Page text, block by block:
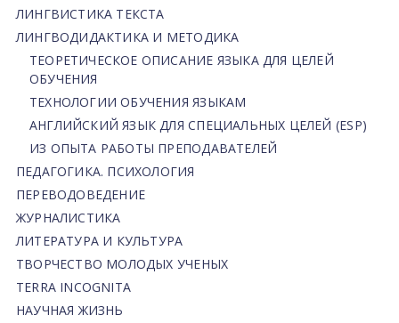
ЛИНГВИСТИКА ТЕКСТА
ЛИНГВОДИДАКТИКА И МЕТОДИКА
ТЕОРЕТИЧЕСКОЕ ОПИСАНИЕ ЯЗЫКА ДЛЯ ЦЕЛЕЙ
ОБУЧЕНИЯ
ТЕХНОЛОГИИ ОБУЧЕНИЯ ЯЗЫКАМ
АНГЛИЙСКИЙ ЯЗЫК ДЛЯ СПЕЦИАЛЬНЫХ ЦЕЛЕЙ (ESP)
ИЗ ОПЫТА РАБОТЫ ПРЕПОДАВАТЕЛЕЙ
ПЕДАГОГИКА. ПСИХОЛОГИЯ
ПЕРЕВОДОВЕДЕНИЕ
ЖУРНАЛИСТИКА
ЛИТЕРАТУРА И КУЛЬТУРА
ТВОРЧЕСТВО МОЛОДЫХ УЧЕНЫХ
TERRA INCOGNITA
НАУЧНАЯ ЖИЗНЬ